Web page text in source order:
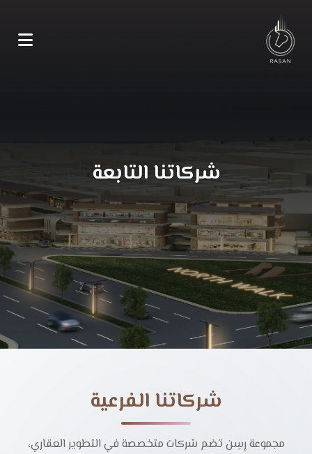
شركاتنا التابعة
شركاتنا الفرعية
مجموعة رِسِن تضم شركات متخصصة في التطوير العقاري،